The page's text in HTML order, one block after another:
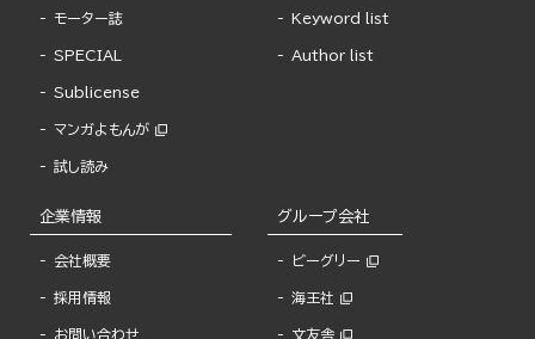
モーター誌
SPECIAL
Sublicense
マンガよもんが
試し読み
Keyword list
Author list
企業情報
会社概要
採用情報
お問い合わせ
グループ会社
ビーグリー
海王社
文友舎